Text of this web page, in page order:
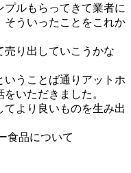
ルもらってきて業者に
そういったことをこれか
り出していこうかな
うことば通りアットホ
いただきました。
より良いものを生み出
食品について